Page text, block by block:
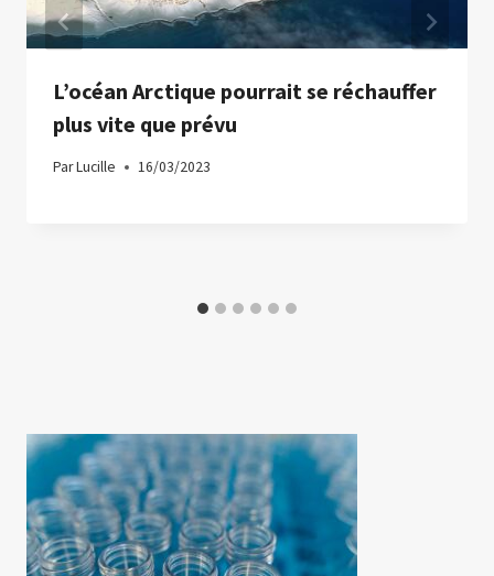
L’océan Arctique pourrait se réchauffer
plus vite que prévu
ParLucille 16/03/2023